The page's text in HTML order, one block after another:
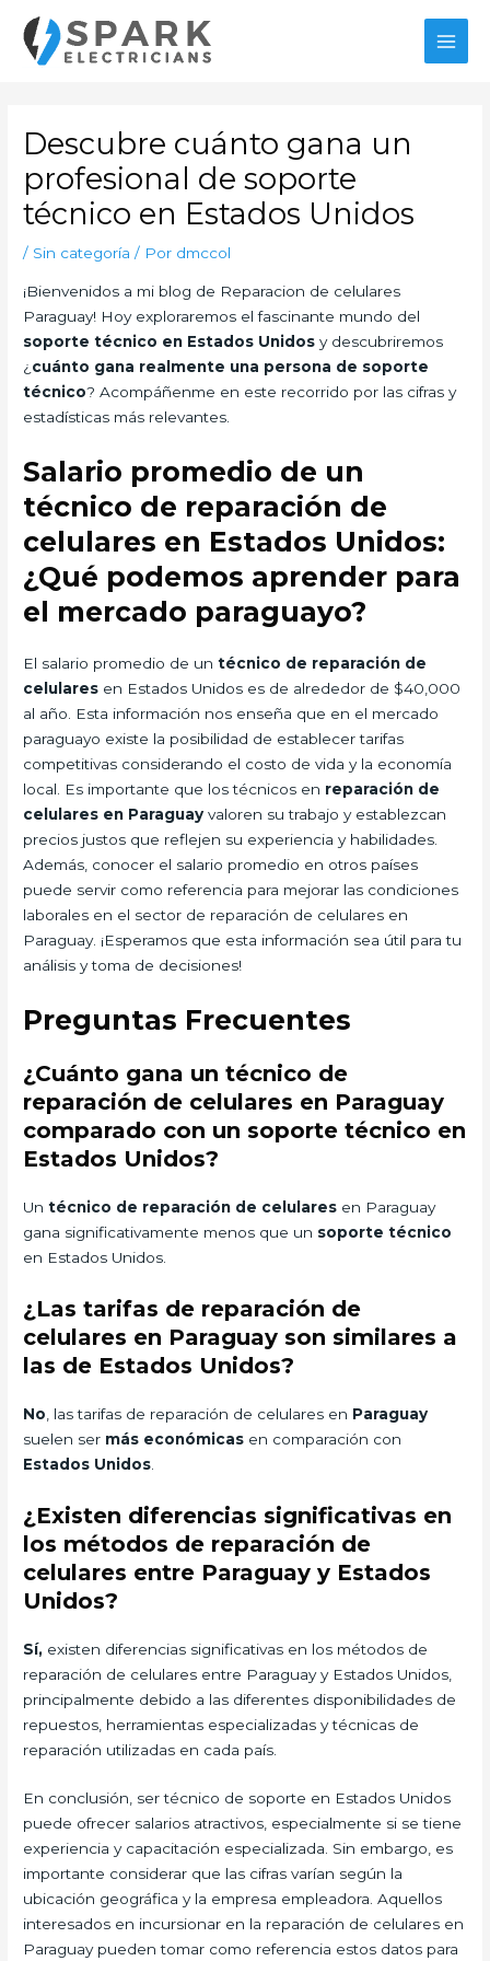
contenido
Descubre cuánto gana un
profesional de soporte
técnico en Estados Unidos
/ Sin categoría / Por dmccol
¡Bienvenidos a mi blog de Reparacion de celulares
Paraguay! Hoy exploraremos el fascinante mundo del
soporte técnico en Estados Unidos y descubriremos
¿ cuánto gana realmente una persona de soporte
técnico? Acompáñenme en este recorrido por las cifras y
estadísticas más relevantes.
Salario promedio de un
técnico de reparación de
celulares en Estados Unidos:
¿Qué podemos aprender para
el mercado paraguayo?
El salario promedio de untécnico de reparación de
celulares en Estados Unidos es de alrededor de $40,000
al año. Esta información nos enseña que en el mercado
paraguayo existe la posibilidad de establecer tarifas
competitivas considerando el costo de vida y la economía
local. Es importante que los técnicos en reparación de
celulares en Paraguay valoren su trabajo y establezcan
precios justos que reflejen su experiencia y habilidades.
Además, conocer el salario promedio en otros países
puede servir como referencia para mejorar las condiciones
laborales en el sector de reparación de celulares en
Paraguay. ¡Esperamos que esta información sea útil para tu
análisis y toma de decisiones!
Preguntas Frecuentes
¿Cuánto gana un técnico de
reparación de celulares en Paraguay
comparado con un soporte técnico en
Estados Unidos?
Untécnico de reparación de celulares en Paraguay
gana significativamente menos que un soporte técnico
en Estados Unidos.
¿Las tarifas de reparación de
celulares en Paraguay son similares a
las de Estados Unidos?
No , las tarifas de reparación de celulares en Paraguay
suelen ser más económicas en comparación con
Estados Unidos
¿Existen diferencias significativas en
los métodos de reparación de
celulares entre Paraguay y Estados
Unidos?
Sí, existen diferencias significativas en los métodos de
reparación de celulares entre Paraguay y Estados Unidos,
principalmente debido a las diferentes disponibilidades de
repuestos, herramientas especializadas y técnicas de
reparación utilizadas en cada país.
En conclusión, ser técnico de soporte en Estados Unidos
puede ofrecer salarios atractivos, especialmente si se tiene
experiencia y capacitación especializada. Sin embargo, es
importante considerar que las cifras varían según la
ubicación geográfica y la empresa empleadora. Aquellos
interesados en incursionar en la reparación de celulares en
Paraguay pueden tomar como referencia estos datos para